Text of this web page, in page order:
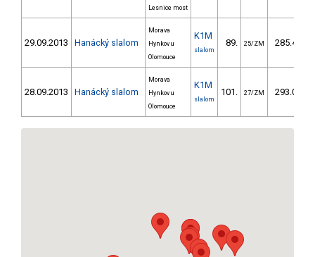
Lesnice most
29.09.2013 Hanácký slalom
Morava
Hynkov u
Olomouce
K1M
slalom
89. 25/ZM 285.40
28.09.2013 Hanácký slalom
Morava
Hynkov u
Olomouce
K1M
slalom
101. 27/ZM 293.00